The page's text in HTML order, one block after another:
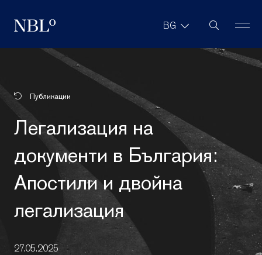
New Balkans Law Office BG Търсене в
Публикации
Легализация на
документи в България:
Апостили и двойна
легализация
27.05.2025